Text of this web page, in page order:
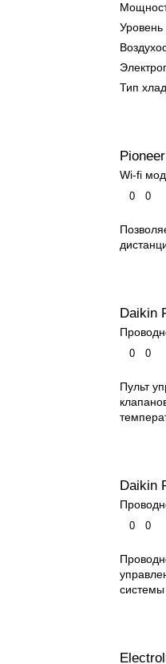
Тип
Wi-fi
0 0
Daikin
0 0
Пульт
Daikin
0 0